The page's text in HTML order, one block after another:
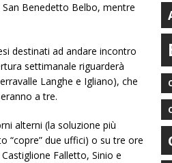
Benedetto Belbo, mentre
destinati ad andare incontro
settimanale riguarderà
Langhe e Igliano), che
a tre.
alterni (la soluzione più
“copre” due uffici) o su tre ore
Falletto, Sinio e